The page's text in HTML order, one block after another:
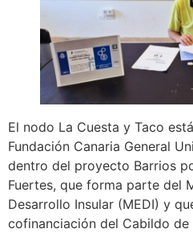
El nodo La Cuesta y Taco
Fundación Canaria General
dentro del proyecto Barrios
Fuertes, que forma parte del
Desarrollo Insular (MEDI) y
cofinanciación del Cabildo